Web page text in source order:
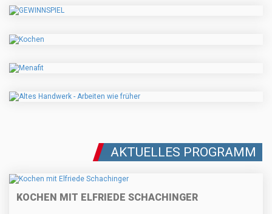
AKTUELLES PROGRAMM
KOCHEN MIT ELFRIEDE SCHACHINGER